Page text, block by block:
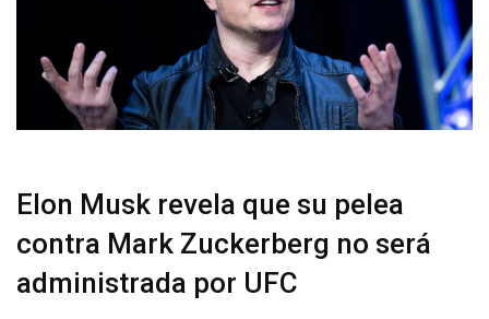
Elon Musk revela que su pelea
contra Mark Zuckerberg no será
administrada por UFC